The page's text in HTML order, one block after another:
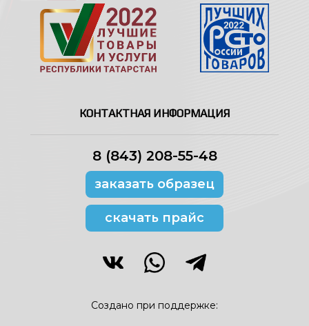
КОНТАКТНАЯ ИНФОРМАЦИЯ
8 (843) 208-55-48
заказать образец
скачать прайс
Создано при поддержке: